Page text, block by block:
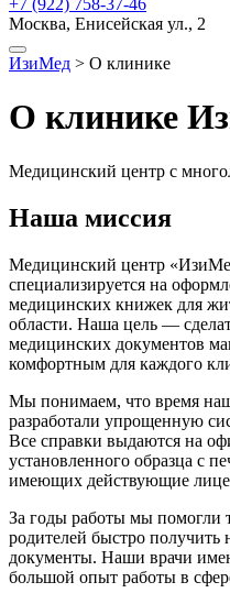
+7 (922) 758-37-46
Москва, Енисейская ул., 2
ИзиМед > О клинике
О клинике
Медицинский центр с
Наша миссия
Медицинский центр
специализируется на
медицинских книжек для
области. Наша цель —
медицинских документов
комфортным для каждого
Мы понимаем, что время
разработали упрощенную
Все справки выдаются на
установленного образца с
имеющих действующие
За годы работы мы помогли
родителей быстро
документы. Наши врачи
большой опыт работы в